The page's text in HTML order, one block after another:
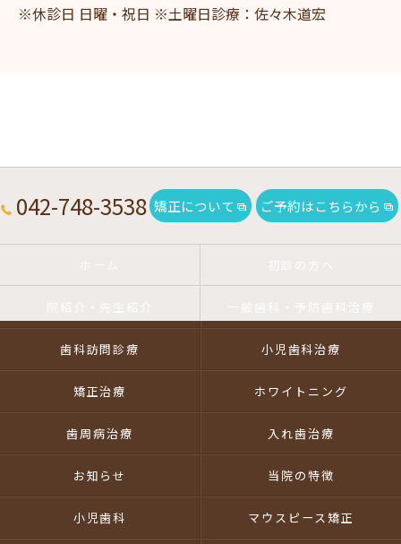
※休診日 日曜・祝日 ※土曜日診療：佐々木道宏
042-748-3538 矯正について ご予約はこちらから
歯科訪問診療 小児歯科治療
矯正治療 ホワイトニング
歯周病治療 入れ歯治療
お知らせ 当院の特徴
小児歯科 マウスピース矯正